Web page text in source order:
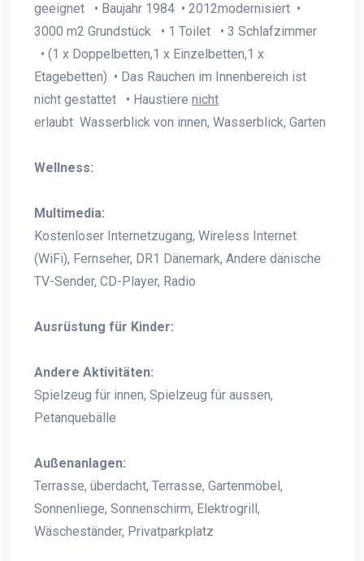
geeignet • Baujahr 1984 • 2012modernisiert •
3000 m2 Grundstück • 1 Toilet • 3 Schlafzimmer
• (1 x Doppelbetten,1 x Einzelbetten,1 x
Etagebetten) • Das Rauchen im Innenbereich ist
nicht gestattet • Haustiere nicht
erlaubt Wasserblick von innen, Wasserblick, Garten
Wellness:
Multimedia:
Kostenloser Internetzugang, Wireless Internet
(WiFi), Fernseher, DR1 Dänemark, Andere dänische
TV-Sender, CD-Player, Radio
Ausrüstung für Kinder:
Andere Aktivitäten:
Spielzeug für innen, Spielzeug für aussen,
Petanquebälle
Außenanlagen:
Terrasse, überdacht, Terrasse, Gartenmöbel,
Sonnenliege, Sonnenschirm, Elektrogrill,
Wäscheständer, Privatparkplatz